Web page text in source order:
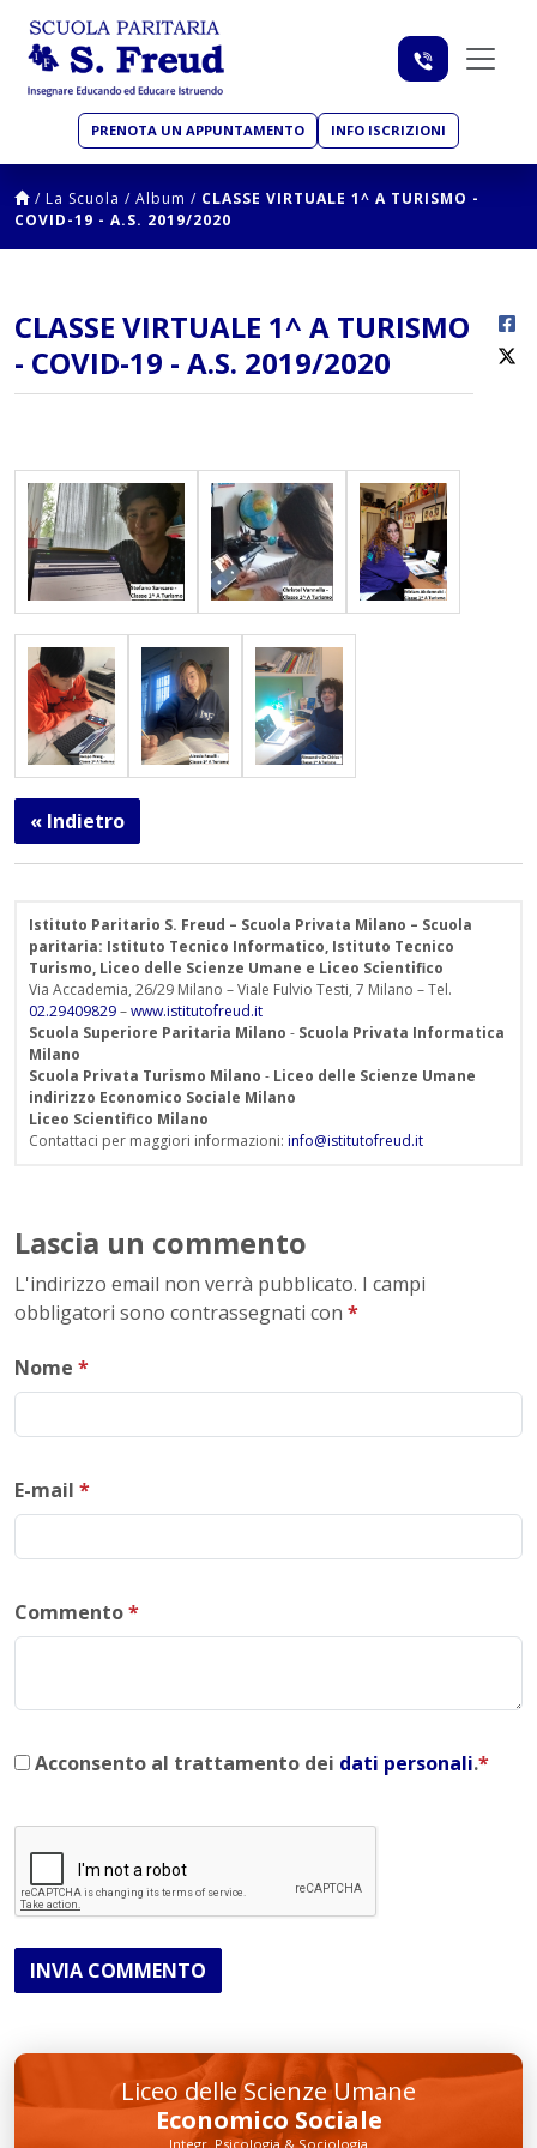
PRENOTA UN APPUNTAMENTO INFO ISCRIZIONI
/ La Scuola / Album / CLASSE VIRTUALE 1^ A TURISMO -
COVID-19 - A.S. 2019/2020
CLASSE VIRTUALE 1^ A TURISMO
- COVID-19 - A.S. 2019/2020
« Indietro
Istituto Paritario S. Freud – Scuola Privata Milano – Scuola
paritaria: Istituto Tecnico Informatico, Istituto Tecnico
Turismo, Liceo delle Scienze Umane e Liceo Scientifico
Via Accademia, 26/29 Milano – Viale Fulvio Testi, 7 Milano – Tel.
02.29409829–www.istitutofreud.it
Scuola Superiore Paritaria Milano - Scuola Privata Informatica
Milano
Scuola Privata Turismo Milano - Liceo delle Scienze Umane
indirizzo Economico Sociale Milano
Liceo Scientifico Milano
Contattaci per maggiori informazioni: info@istitutofreud.it
Lascia un commento
L'indirizzo email non verrà pubblicato. I campi
obbligatori sono contrassegnati con *
Nome *
E-mail *
Commento*
Acconsento al trattamento dei dati personali.*
INVIA COMMENTO
Liceo delle Scienze Umane
Economico Sociale
Integr. Psicologia & Sociologia